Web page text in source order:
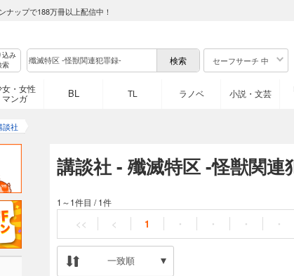
ナップで188万冊以上配信中！
込み
索
セーフサーチ 中
女・女性
マンガ
BL TL ラノベ 小説・文芸
談社
講談社 - 殲滅特区 -怪獣関連
1～1件目 /1件
<< < 1 ・ ・ ・ ・
一致順